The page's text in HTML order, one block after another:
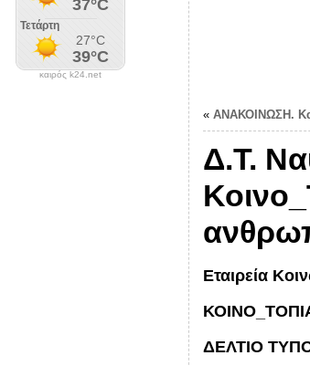
καιρός k24.net
« ΑΝΑΚΟΙΝΩΣΗ.
Δ.Τ.
Εταιρεία
ΔΕΛΤΙΟ